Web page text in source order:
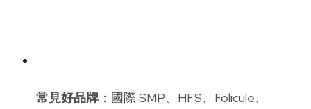
常見好品牌 ：國際 SMP、HFS、Folicule、